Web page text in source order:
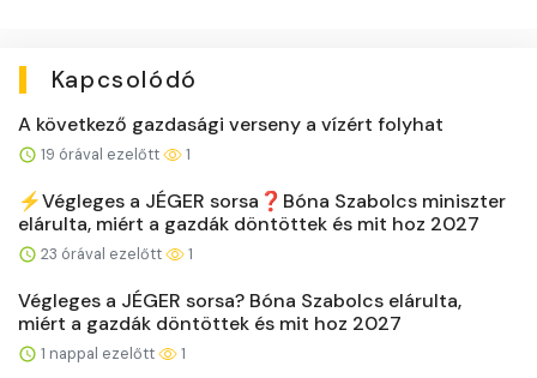
Kapcsolódó
A következő gazdasági verseny a vízért folyhat
19 órával ezelőtt 1
⚡️Végleges a JÉGER sorsa❓Bóna Szabolcs miniszter
elárulta, miért a gazdák döntöttek és mit hoz 2027
23 órával ezelőtt 1
Végleges a JÉGER sorsa? Bóna Szabolcs elárulta,
miért a gazdák döntöttek és mit hoz 2027
1 nappal ezelőtt 1